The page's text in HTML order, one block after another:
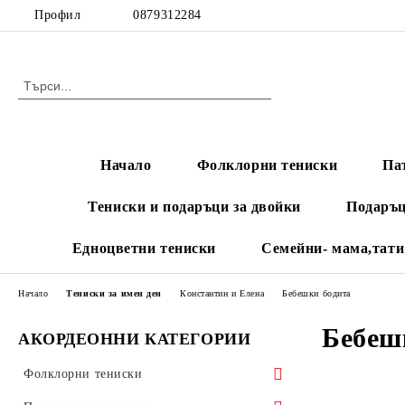
Профил 0879312284
Начало Фолклорни тениски
Тениски и подаръци за двойки
Едноцветни тениски Семейни-
АКОРДЕОННИ КАТЕГОРИИ
Фолклорни тениски
Начало Тениски за имен ден Константин и Елена Бебешки бодита